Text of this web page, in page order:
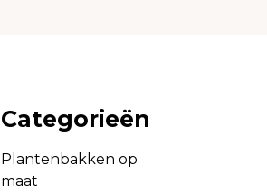
Categorieën
Plantenbakken op
maat